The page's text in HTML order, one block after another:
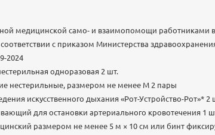
медицинской само- и взаимопомощи работниками
с приказом Министерства
2024
одноразовая 2 шт.
нестерильные, размером не менее М 2 пары
искусственного дыхания «Рот-Устройство-Рот»* 2
для остановки артериального кровотечения 1
размером не менее 5 м × 10 см или бинт